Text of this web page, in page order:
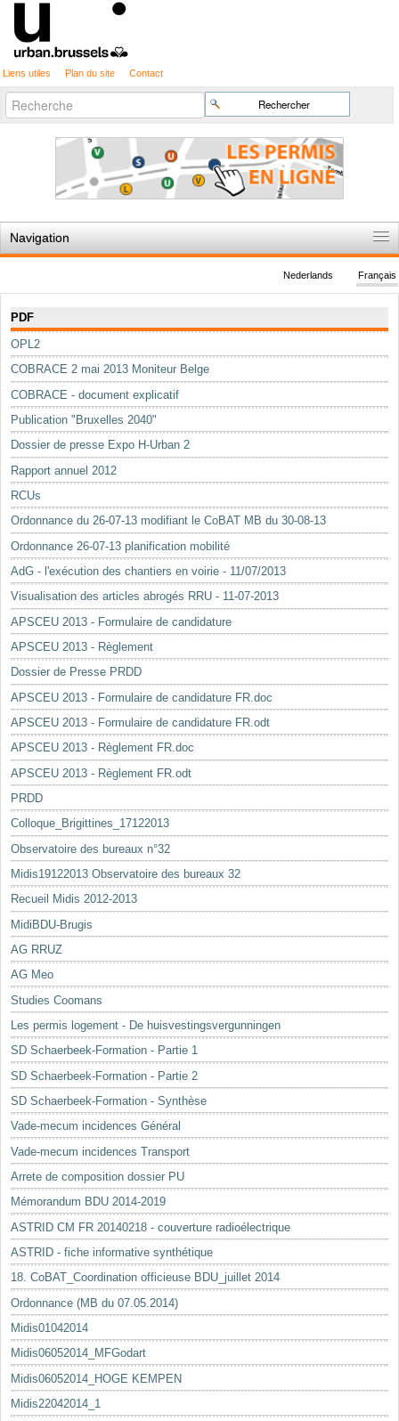
Liens utiles Plan du site Contact
Chercher par
Recherche
avancée…
Navigation
Règles du jeu
Permis d'urbanisme
Cartographie
Etudes et publications
Mots-clés
Renseignements urbanistiques
Français
Nederlands
PDF
OPL2
COBRACE 2 mai 2013 Moniteur Belge
COBRACE - document explicatif
Publication "Bruxelles 2040"
Dossier de presse Expo H-Urban 2
Rapport annuel 2012
RCUs
Ordonnance du 26-07-13 modifiant le CoBAT MB du 30-08-13
Ordonnance 26-07-13 planification mobilité
AdG - l'exécution des chantiers en voirie - 11/07/2013
Visualisation des articles abrogés RRU - 11-07-2013
APSCEU 2013 - Formulaire de candidature
APSCEU 2013 - Règlement
Dossier de Presse PRDD
APSCEU 2013 - Formulaire de candidature FR.doc
APSCEU 2013 - Formulaire de candidature FR.odt
APSCEU 2013 - Règlement FR.doc
APSCEU 2013 - Règlement FR.odt
PRDD
Colloque_Brigittines_17122013
Observatoire des bureaux n°32
Midis19122013 Observatoire des bureaux 32
Recueil Midis 2012-2013
MidiBDU-Brugis
AG RRUZ
AG Meo
Studies Coomans
Les permis logement - De huisvestingsvergunningen
SD Schaerbeek-Formation - Partie 1
SD Schaerbeek-Formation - Partie 2
SD Schaerbeek-Formation - Synthèse
Vade-mecum incidences Général
Vade-mecum incidences Transport
Arrete de composition dossier PU
Mémorandum BDU 2014-2019
ASTRID CM FR 20140218 - couverture radioélectrique
ASTRID - fiche informative synthétique
18. CoBAT_Coordination officieuse BDU_juillet 2014
Ordonnance (MB du 07.05.2014)
Midis01042014
Midis06052014_MFGodart
Midis06052014_HOGE KEMPEN
Midis22042014_1